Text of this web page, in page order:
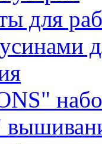
для